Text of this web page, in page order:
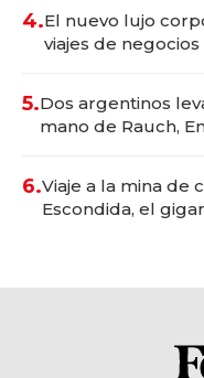
4.El nuevo lujo
viajes de
5.Dos argentinos
mano de Rauch,
6.Viaje a la mina de
Escondida, el